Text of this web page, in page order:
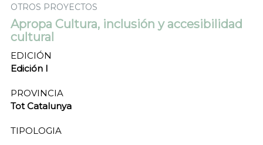
OTROS PROYECTOS
Apropa Cultura, inclusión y accesibilidad
cultural
EDICIÓN
Edición I
PROVINCIA
Tot Catalunya
TIPOLOGIA